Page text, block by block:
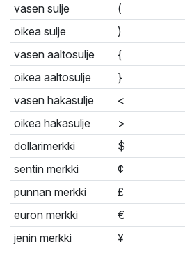
vasen sulje
(
oikea sulje
)
vasen aaltosulje
{
oikea aaltosulje
}
vasen hakasulje
<
oikea hakasulje
>
dollarimerkki
$
sentin merkki
¢
punnan merkki
£
euron merkki
€
jenin merkki
¥